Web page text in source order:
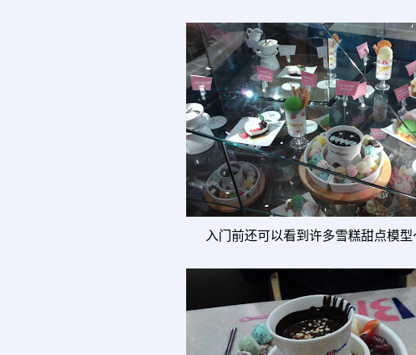
入门前还可以看到许多雪糕甜点模型